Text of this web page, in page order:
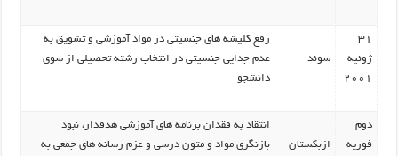
31
ژوئیه
2001
سوئد
رفع کلیشه های جنسیتی در مواد آموزشی و تشویق به
عدم جدایی جنسیتی در انتخاب رشته تحصیلی از سوی
دانشجو
دوم
فوریه
ازبکستان
انتقاد به فقدان برنامه های آموزشی هدفدار، نبود
بازنگری مواد و متون درسی و عزم رسانه های جمعی به